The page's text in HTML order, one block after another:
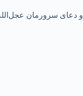
سرورمان عجل‌الله